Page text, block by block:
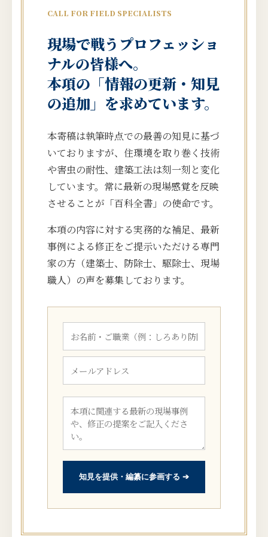
CALL FOR FIELD SPECIALISTS
現場で戦うプロフェッショ
ナルの皆様へ。
本項の「情報の更新・知見
の追加」を求めています。
本寄稿は執筆時点での最善の知見に基づ
いておりますが、住環境を取り巻く技術
や害虫の耐性、建築工法は刻一刻と変化
しています。常に最新の現場感覚を反映
させることが「百科全書」の使命です。
本項の内容に対する実務的な補足、最新
事例による修正をご提示いただける専門
家の方（建築士、防除士、駆除士、現場
職人）の声を募集しております。
知見を提供・編纂に参画する ➔